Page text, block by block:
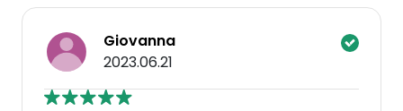
Giovanna
2023.06.21